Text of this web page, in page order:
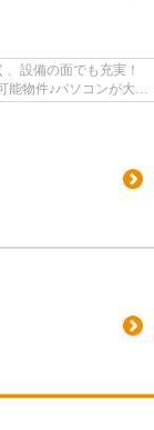
設備の面でも充実！
能物件♪パソコンが大事